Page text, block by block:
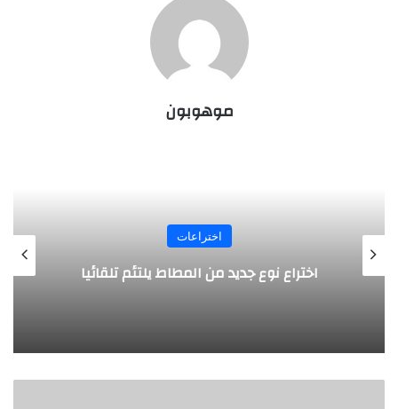
موهوبون
اختراعات
من المطاط يلتئم تلقائيا روبوت جديد